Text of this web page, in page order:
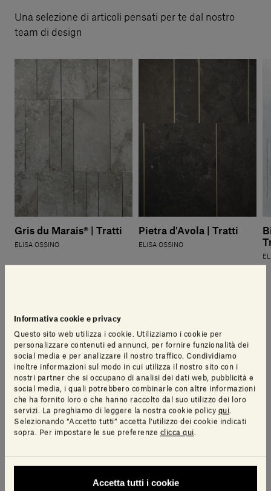
Informativa cookie e privacy
Questo sito web utilizza i cookie. Utilizziamo i cookie per
personalizzare contenuti ed annunci, per fornire funzionalità dei
social media e per analizzare il nostro traffico. Condividiamo
inoltre informazioni sul modo in cui utilizza il nostro sito con i
nostri partner che si occupano di analisi dei dati web, pubblicità e
social media, i quali potrebbero combinarle con altre informazioni
che ha fornito loro o che hanno raccolto dal suo utilizzo dei loro
servizi. La preghiamo di leggere la nostra cookie policy qui.
Selezionando “Accetto tutti” accetta l’utilizzo dei cookie indicati
sopra. Per impostare le sue preferenze clicca qui.
Accetta tutti i cookie
Una selezione di articoli pensati per te dal nostro
team di design
Gris du Marais® | Tratti
ELISA OSSINO
Pietra d'Avola | Tratti
ELISA OSSINO
Altre pietre disponibili
Gris du Marais®